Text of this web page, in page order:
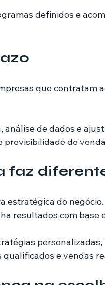
definidos e
que contratam
de dados e
previsibilidade de
faz
estratégica do
resultados com base
e vendas